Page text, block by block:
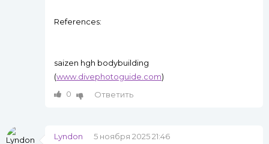
References:
saizen hgh bodybuilding
(www.divephotoguide.com)
0
Ответить
Lyndon
5 ноября 2025 21:46